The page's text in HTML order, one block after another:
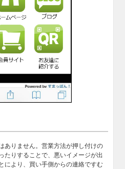
ありません。営業方法が押し付けの
たりすることで、悪いイメージが出
により、買い手側からの連絡ですむ